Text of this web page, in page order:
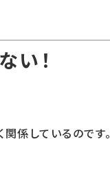
い！
関係しているのです。